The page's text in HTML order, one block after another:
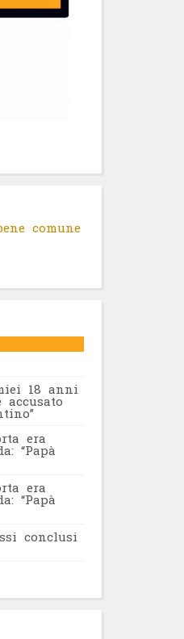
comune
18 anni
era
“Papà
era
“Papà
conclusi